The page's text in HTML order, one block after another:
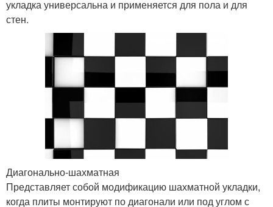
укладка универсальна и применяется для пола и для
стен.
Диагонально-шахматная
Представляет собой модификацию шахматной укладки,
когда плиты монтируют по диагонали или под углом с